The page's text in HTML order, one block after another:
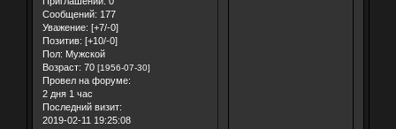
Сообщений: 177
Уважение: [+7/-0]
Позитив: [+10/-0]
Пол: Мужской
Возраст: 70 [1956-07-30]
Провел на форуме:
2 дня 1 час
Последний визит:
2019-02-11 19:25:08